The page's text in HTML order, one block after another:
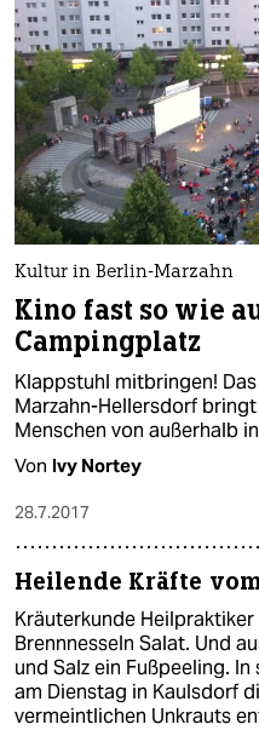
Kultur in Berlin-Marzahn
Kino fast so wie
Campingplatz
Klappstuhl mitbringen!
Marzahn-Hellersdorf
Menschen von außerhalb
Von Ivy Nortey
28.7.2017
Heilende Kräfte
Kräuterkunde
Brennnesseln Salat. Und
und Salz ein Fußpeeling.
am Dienstag in Kaulsdorf
vermeintlichen Unkrauts